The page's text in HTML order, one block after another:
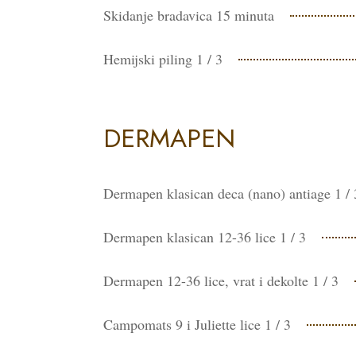
Skidanje bradavica 15 minuta
Hemijski piling 1 / 3
DERMAPEN
Dermapen klasican deca (nano) antiage 1 /
Dermapen klasican 12-36 lice 1 / 3
Dermapen 12-36 lice, vrat i dekolte 1 / 3
Campomats 9 i Juliette lice 1 / 3